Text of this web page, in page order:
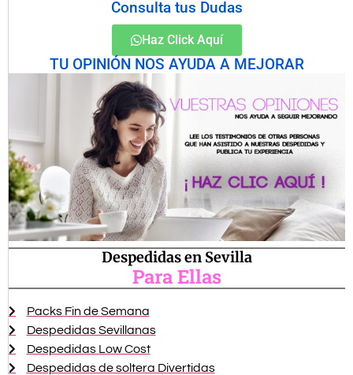
Consulta tus Dudas
Haz Click Aquí
TU OPINIÓN NOS AYUDA A MEJORAR
Despedidas en Sevilla
Para Ellas
Packs Fin de Semana
Despedidas Sevillanas
Despedidas Low Cost
Despedidas de soltera Divertidas